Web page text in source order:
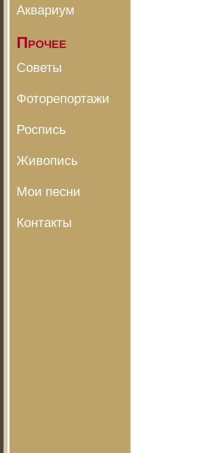
Аквариум
Прочее
Советы
Фоторепортажи
Роспись
Живопись
Мои песни
Контакты